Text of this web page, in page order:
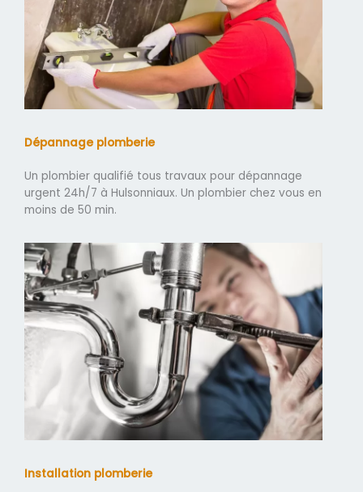
Dépannage plomberie
Un plombier qualifié tous travaux pour dépannage
urgent 24h/7 à Hulsonniaux. Un plombier chez vous en
moins de 50 min.
Installation plomberie